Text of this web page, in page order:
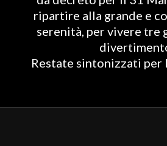
ripartire alla grande e
serenità, per vivere tre
Restate sintonizzati per